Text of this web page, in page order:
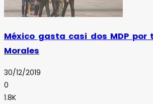
México gasta casi dos MDP por
Morales
30/12/2019
0
1.8K